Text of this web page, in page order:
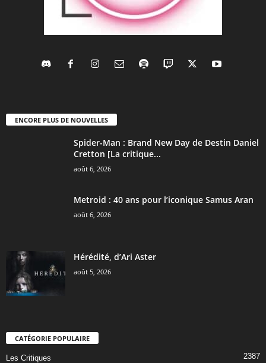
ENCORE PLUS DE NOUVELLES
Spider-Man : Brand New Day de Destin Daniel
Cretton [La critique...
août 6, 2026
Metroid : 40 ans pour l’iconique Samus Aran
août 6, 2026
Hérédité, d’Ari Aster
août 5, 2026
CATÉGORIE POPULAIRE
Les Critiques 2387